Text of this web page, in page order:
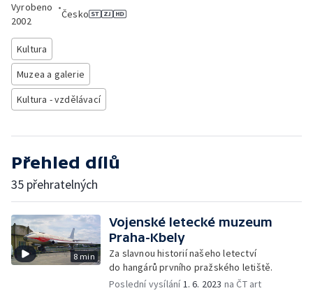
Vyrobeno
2002
•
Česko
Kultura
Muzea a galerie
Kultura - vzdělávací
Přehled dílů
35 přehratelných
8 min
Vojenské letecké muzeum
Praha-Kbely
Za slavnou historií našeho letectví
do hangárů prvního pražského letiště.
Poslední vysílání1. 6. 2023 na ČT art